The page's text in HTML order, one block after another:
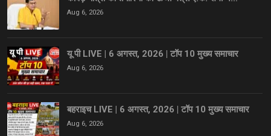
Aug 6, 2026
यू पी LIVE | 6 अगस्त, 2026 | टॉप 10 मुख्य समाचार
Aug 6, 2026
बहराइच LIVE | 6 अगस्त, 2026 | टॉप 10 मुख्य समाचार
Aug 6, 2026